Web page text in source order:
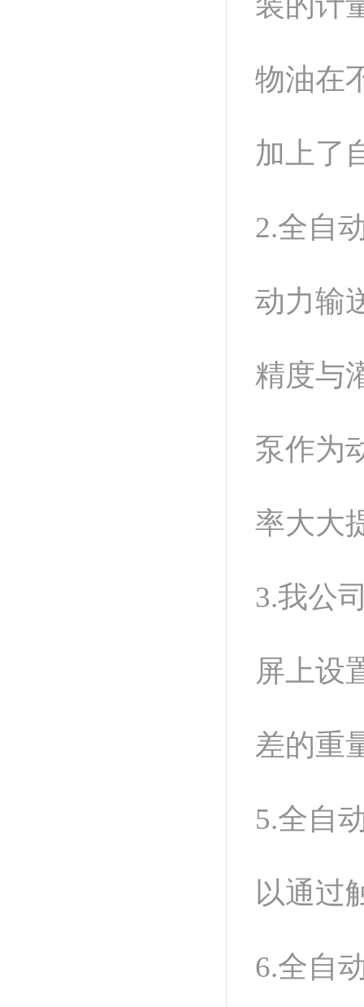
物油在
加上了
2.全自
动力输
精度与
泵作为
率大大
3.我公
屏上设
差的重
5.全自
以通过
6.全自